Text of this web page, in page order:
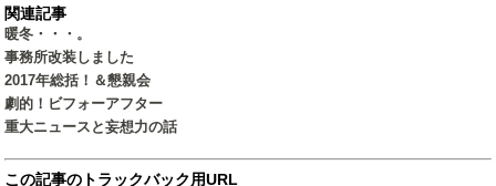
関連記事
暖冬・・・。
事務所改装しました
2017年総括！＆懇親会
劇的！ビフォーアフター
重大ニュースと妄想力の話
この記事のトラックバック用URL